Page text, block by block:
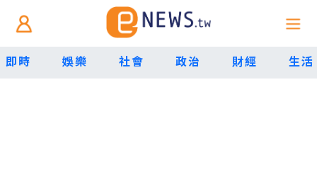
即時 娛樂 社會 政治 財經 生活